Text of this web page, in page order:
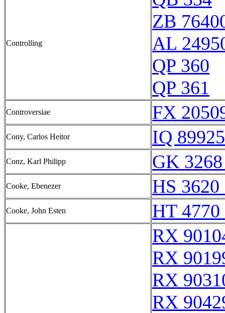
Controlling
ZB
AL
QP 360
QP 361
Controversiae FX
Cony, Carlos Heitor IQ
Conz, Karl Philipp GK
Cooke, Ebenezer HS
Cooke, John Esten
HT
RX
RX
RX
RX